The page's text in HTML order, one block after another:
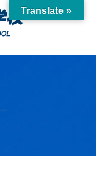
Translate »